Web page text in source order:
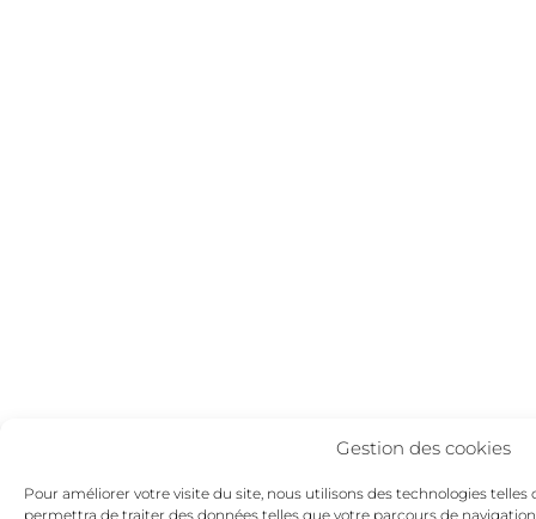
Gestion des cookies
Pour améliorer votre visite du site, nous utilisons des technologies telles
permettra de traiter des données telles que votre parcours de